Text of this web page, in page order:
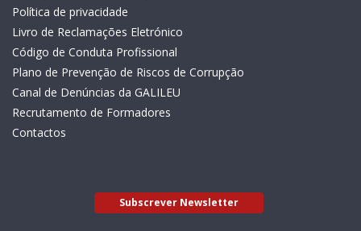
Política de privacidade
Livro de Reclamações Eletrónico
Código de Conduta Profissional
Plano de Prevenção de Riscos de Corrupção
Canal de Denúncias da GALILEU
Recrutamento de Formadores
Contactos
Subscrever Newsletter